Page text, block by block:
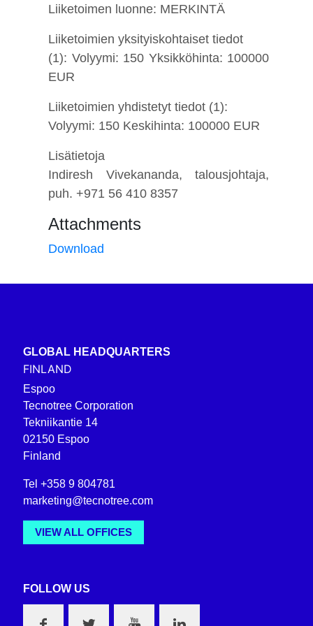
Liiketoimen luonne: MERKINTÄ
Liiketoimien yksityiskohtaiset tiedot
(1): Volyymi: 150 Yksikköhinta: 100000
EUR
Liiketoimien yhdistetyt tiedot (1):
Volyymi: 150 Keskihinta: 100000 EUR
Lisätietoja
Indiresh Vivekananda, talousjohtaja,
puh. +971 56 410 8357
Attachments
Download
GLOBAL HEADQUARTERS
FINLAND
Espoo
Tecnotree Corporation
Tekniikantie 14
02150 Espoo
Finland
Tel +358 9 804781
marketing@tecnotree.com
VIEW ALL OFFICES
FOLLOW US